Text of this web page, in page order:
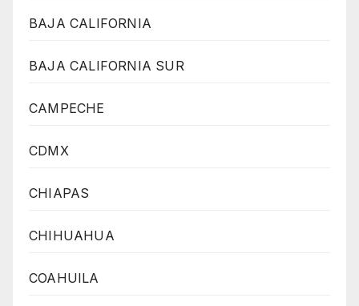
BAJA CALIFORNIA
BAJA CALIFORNIA SUR
CAMPECHE
CDMX
CHIAPAS
CHIHUAHUA
COAHUILA